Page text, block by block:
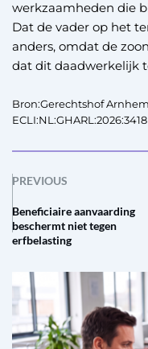
werkzaamheden die
Dat de vader op het
anders, omdat de
dat dit daadwerkelijk
Bron:Gerechtshof
PREVIOUS
Beneficiaire aanvaarding
beschermt niet tegen
erfbelasting